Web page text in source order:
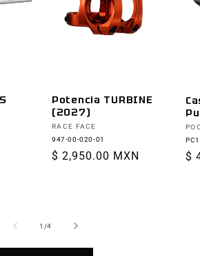
Potencia TURBINE
(2027)
Proveedor:
RACE FACE
947-00-020-01
Precio
$ 2,950.00 MXN $
1 /de
4